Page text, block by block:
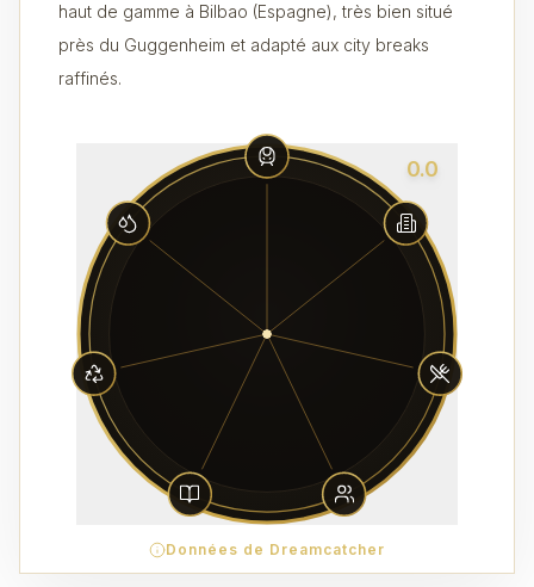
haut de gamme à Bilbao (Espagne), très bien situé
près du Guggenheim et adapté aux city breaks
raffinés.
0.0
Données de Dreamcatcher